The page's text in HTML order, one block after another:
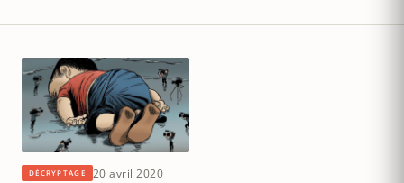
DÉCRYPTAGE 20 avril 2020